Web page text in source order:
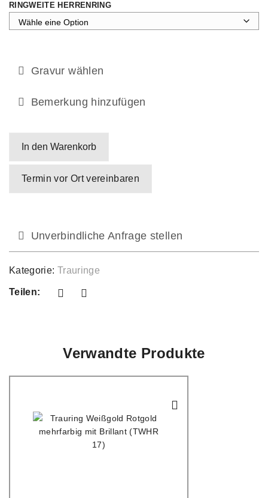
RINGWEITE HERRENRING
Gravur wählen
Bemerkung hinzufügen
In den Warenkorb
Termin vor Ort vereinbaren
Unverbindliche Anfrage stellen
Kategorie: Trauringe
Teilen:
Verwandte Produkte